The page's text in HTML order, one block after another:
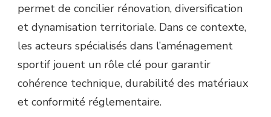
permet de concilier rénovation, diversification
et dynamisation territoriale. Dans ce contexte,
les acteurs spécialisés dans l’aménagement
sportif jouent un rôle clé pour garantir
cohérence technique, durabilité des matériaux
et conformité réglementaire.